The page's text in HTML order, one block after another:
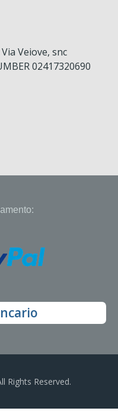
Veiove, snc
02417320690
Rights Reserved.